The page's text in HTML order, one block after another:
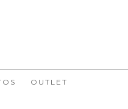
OUTLET